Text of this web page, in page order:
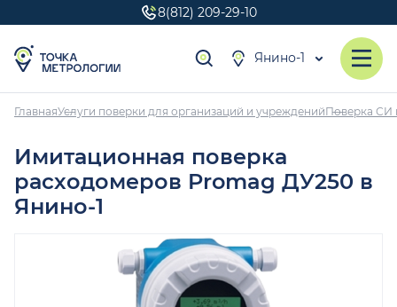
8(812) 209-29-10
Янино-1
ГлавнаяУслуги поверки для организаций и учрежденийПоверка СИ
Имитационная поверка
расходомеров Promag ДУ250 в
Янино-1